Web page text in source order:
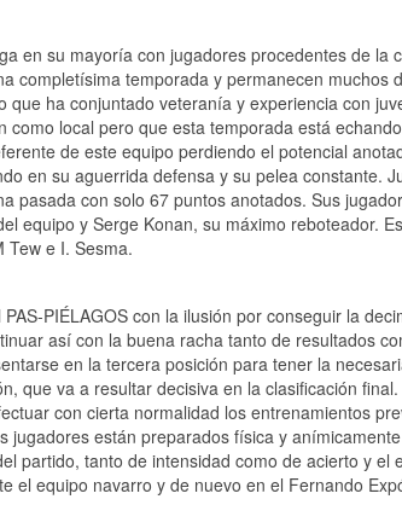
en su mayoría con jugadores procedentes de la
completísima temporada y permanecen muchos
ha conjuntado veteranía y experiencia con
local pero que esta temporada está
de este equipo perdiendo el potencial
en su aguerrida defensa y su pelea constante.
pasada con solo 67 puntos anotados. Sus
equipo y Serge Konan, su máximo reboteador.
Tew e I. Sesma.
PIÉLAGOS con la ilusión por conseguir la
así con la buena racha tanto de resultados
en la tercera posición para tener la
que va a resultar decisiva en la clasificación
con cierta normalidad los entrenamientos
están preparados física y
partido, tanto de intensidad como de acierto y el
el equipo navarro y de nuevo en el Fernando